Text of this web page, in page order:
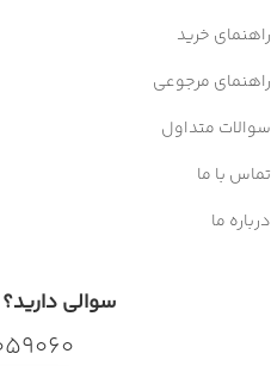
راهنمای خرید
راهنمای مرجوعی
سوالات متداول
تماس با ما
درباره ما
سوالی